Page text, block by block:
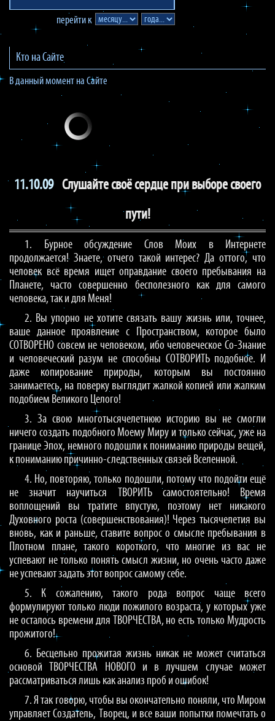
перейти к
Кто на Сайте
В данный момент на Сайте
11.10.09 Слушайте своё сердце при выборе своего
пути!
1. Бурное обсуждение Слов Моих в Интернете
продолжается! Знаете, отчего такой интерес? Да оттого, что
человек всё время ищет оправдание своего пребывания на
Планете, часто совершенно бесполезного как для самого
человека, так и для Меня!
2. Вы упорно не хотите связать вашу жизнь или, точнее,
ваше данное проявление с Пространством, которое было
СОТВОРЕНО совсем не человеком, ибо человеческое Со-Знание
и человеческий разум не способны СОТВОРИТЬ подобное. И
даже копирование природы, которым вы постоянно
занимаетесь, на поверку выглядит жалкой копией или жалким
подобием Великого Целого!
3. За свою многотысячелетнюю историю вы не смогли
ничего создать подобного Моему Миру и только сейчас, уже на
границе Эпох, немного подошли к пониманию природы вещей,
к пониманию причинно-следственных связей Вселенной.
4. Но, повторяю, только подошли, потому что подойти ещё
не значит научиться ТВОРИТЬ самостоятельно! Время
воплощений вы тратите впустую, поэтому нет никакого
Духовного роста (совершенствования)! Через тысячелетия вы
вновь, как и раньше, ставите вопрос о смысле пребывания в
Плотном плане, такого короткого, что многие из вас не
успевают не только понять смысл жизни, но очень часто даже
не успевают задать этот вопрос самому себе.
5. К сожалению, такого рода вопрос чаще всего
формулируют только люди пожилого возраста, у которых уже
не осталось времени для ТВОРЧЕСТВА, но есть только Мудрость
прожитого!
6. Бесцельно прожитая жизнь никак не может считаться
основой ТВОРЧЕСТВА НОВОГО и в лучшем случае может
рассматриваться лишь как анализ проб и ошибок!
7. Я так говорю, чтобы вы окончательно поняли, что Миром
управляет Создатель, Творец, и все ваши попытки помечтать о